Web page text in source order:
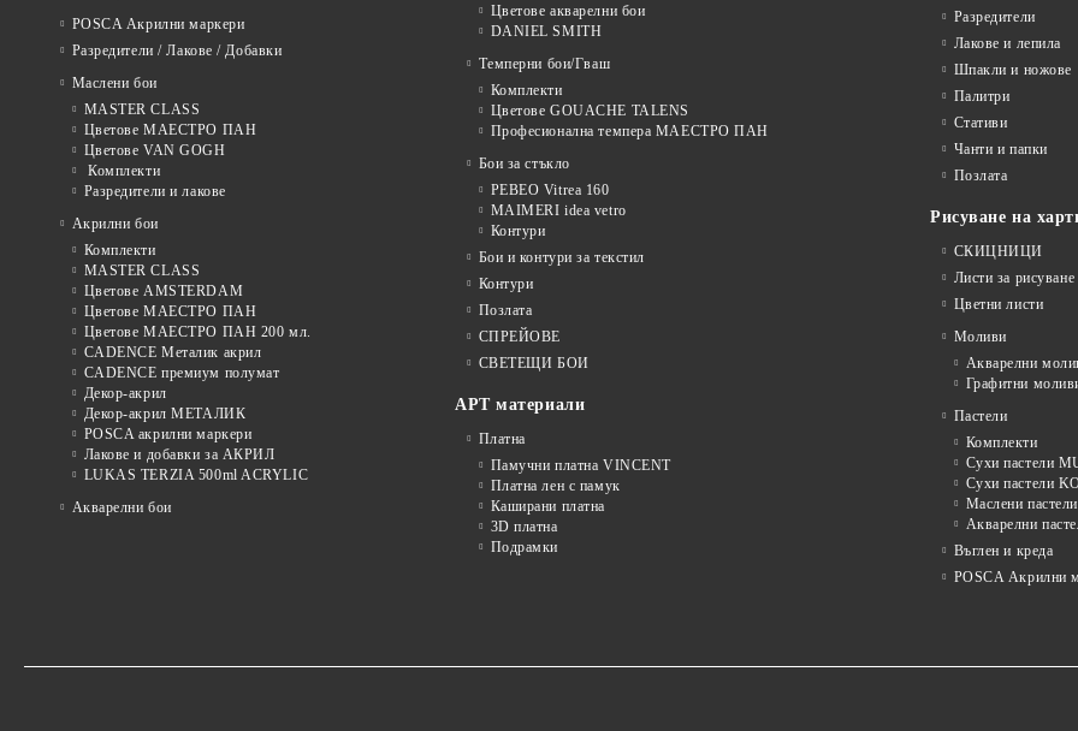
POSCA Акрилни маркери
Разредители / Лакове / Добавки
Маслени бои
MASTER CLASS
Цветове МАЕСТРО ПАН
Цветове VAN GOGH
Комплекти
Разредители и лакове
Акрилни бои
Комплекти
MASTER CLASS
Цветове AMSTERDAM
Цветове МАЕСТРО ПАН
Цветове МАЕСТРО ПАН 200 мл.
CADENCE Металик акрил
CADENCE премиум полумат
Декор-акрил
Декор-акрил МЕТАЛИК
POSCA акрилни маркери
Лакове и добавки за АКРИЛ
LUKAS TERZIA 500ml ACRYLIC
Акварелни бои
Цветове акварелни бои
DANIEL SMITH
Темперни бои/Гваш
Комплекти
Цветове GOUACHE TALENS
Професионална темпера МАЕСТРО ПАН
Бои за стъкло
PEBEO Vitrea 160
MAIMERI idea vetro
Контури
Бои и контури за текстил
Контури
Позлата
СПРЕЙОВЕ
СВЕТЕЩИ БОИ
АРТ материали
Платна
Памучни платна VINCENT
Платна лен с памук
Каширани платна
3D платна
Подрамки
Разредители
Лакове и лепила
Шпакли и ножове
Палитри
Стативи
Чанти и папки
Позлата
Рисуване на
СКИЦНИЦИ
Листи за рисуване
Цветни листи
Моливи
Акварелни
Графитни
Пастели
Комплекти
Сухи пастели
Сухи пастели
Маслени пастели
Акварелни
Въглен и креда
POSCA Акрилни